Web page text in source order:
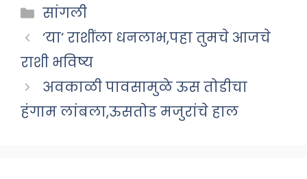
Categories
सांगली
‘या’ राशींला धनलाभ,पहा तुमचे आजचे
राशी भविष्य
अवकाळी पावसामुळे ऊस तोडीचा
हंगाम लांबला,ऊसतोड मजुरांचे हाल